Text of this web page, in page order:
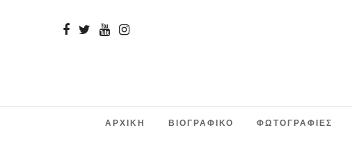
ΑΡΧΙΚΗ ΒΙΟΓΡΑΦΙΚΟ ΦΩΤΟΓΡΑΦΙΕΣ